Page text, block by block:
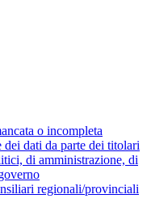
o incompleta
dei dati da parte dei titolari
di amministrazione, di
regionali/provinciali